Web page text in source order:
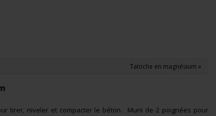
Taloche en magnésium »
tirer, niveler et compacter le béton. Muni de 2 poignées pour